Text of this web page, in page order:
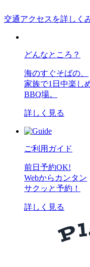
交通アクセスを詳しく
どんなところ？
海のすぐそばの、
家族で1日中楽し
BBQ場。
詳しく見る
ご利用ガイド
前日予約OK!
Webからカンタン
サクッと予約！
詳しく見る